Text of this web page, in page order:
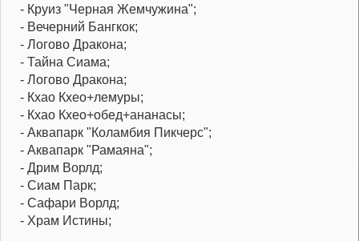
- Круиз "Черная Жемчужина";
- Вечерний Бангкок;
- Логово Дракона;
- Тайна Сиама;
- Логово Дракона;
- Кхао Кхео+лемуры;
- Кхао Кхео+обед+ананасы;
- Аквапарк "Коламбия Пикчерс";
- Аквапарк "Рамаяна";
- Дрим Ворлд;
- Сиам Парк;
- Сафари Ворлд;
- Храм Истины;